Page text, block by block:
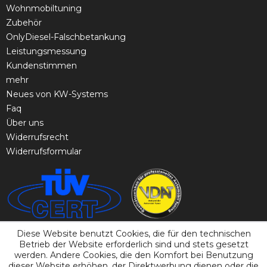
Wohnmobiltuning
Zubehör
OnlyDiesel-Falschbetankung
Leistungsmessung
Kundenstimmen
mehr
Neues von KW-Systems
Faq
Über uns
Widerrufsrecht
Widerrufsformular
Diese Website benutzt Cookies, die für den technischen
Betrieb der Website erforderlich sind und stets gesetzt
werden. Andere Cookies, die den Komfort bei Benutzung